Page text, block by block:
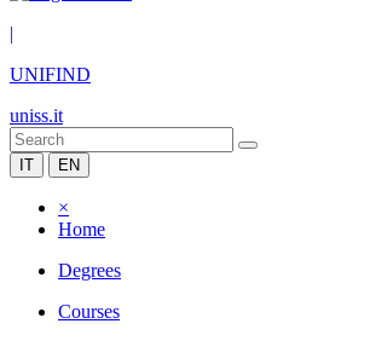
|
UNIFIND
uniss.it
IT EN
×
Home
Degrees
Courses